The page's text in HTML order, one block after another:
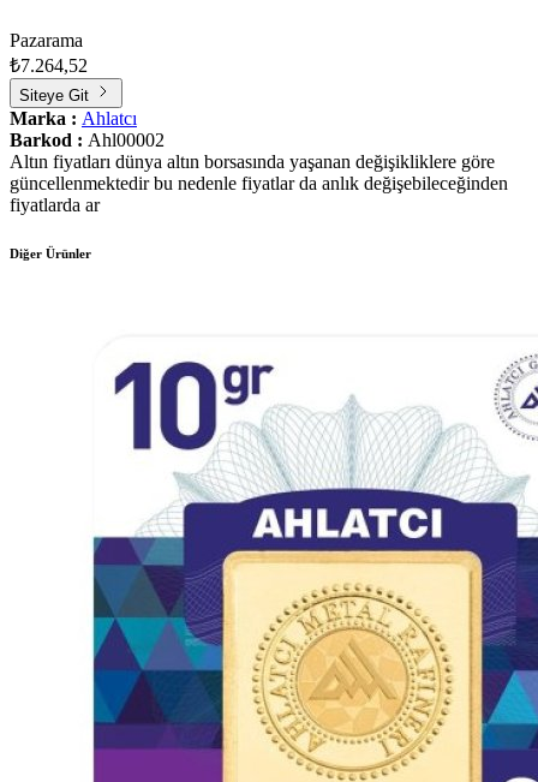
Pazarama
₺7.264,52
Siteye Git
Marka : Ahlatcı
Barkod : Ahl00002
Altın fiyatları dünya altın borsasında yaşanan değişikliklere göre
güncellenmektedir bu nedenle fiyatlar da anlık değişebileceğinden
fiyatlarda ar
Diğer Ürünler